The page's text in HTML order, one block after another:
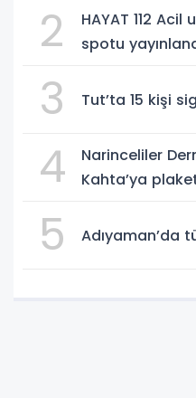
2
HAYAT 112
spotu
3 Tut’ta 15 kişi
4
Narinceliler
Kahta’ya
5 Adıyaman’da